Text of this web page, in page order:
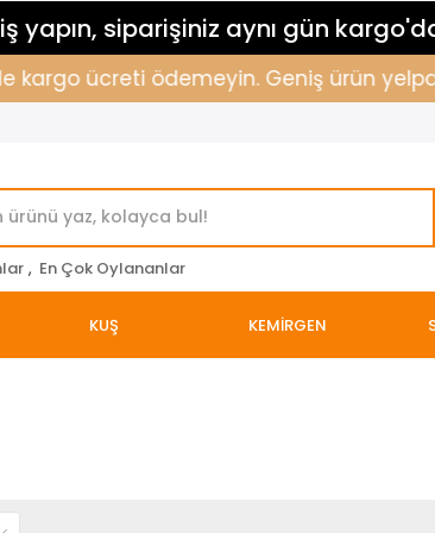
yapın, siparişiniz aynı gün
ücreti ödemeyin. Geniş ürün
, En Çok Oylananlar
KUŞ KEMİRGEN